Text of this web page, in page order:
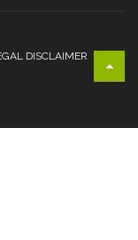
DISCLAIMER